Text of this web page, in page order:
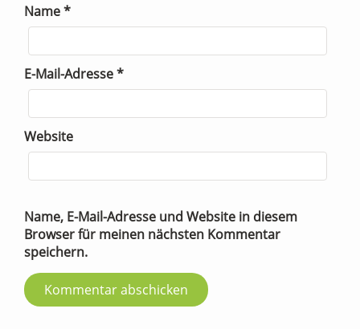
Name*
E-Mail-Adresse*
Website
Name, E-Mail-Adresse und Website in diesem
Browser für meinen nächsten Kommentar
speichern.